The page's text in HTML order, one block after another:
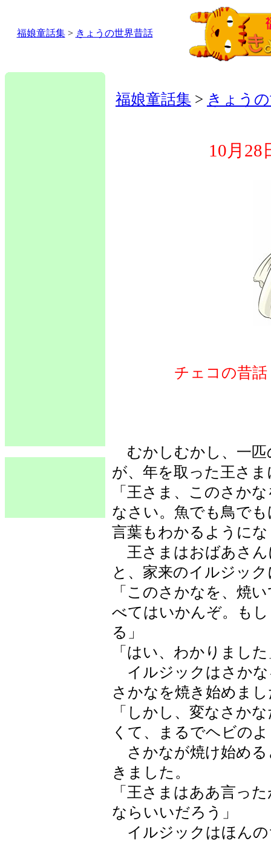
福娘童話集> きょうの世界昔話
福娘童話集 > きょう
10月28
チェコの昔話
むかしむかし、一匹
が、年を取った王さ
「王さま、このさか
なさい。魚でも鳥で
言葉もわかるように
王さまはおばあさん
と、家来のイルジッ
「このさかなを、焼
べてはいかんぞ。も
る」
「はい、わかりまし
イルジックはさかな
さかなを焼き始めま
「しかし、変なさか
くて、まるでヘビの
さかなが焼け始める
きました。
「王さまはああ言っ
ならいいだろう」
イルジックはほんの